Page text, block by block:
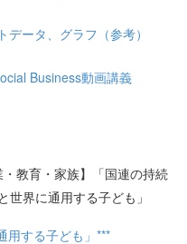
データ、グラフ（参考）
Business動画講義
教育・家族】「国連の持続
界に通用する子ども」
用する子ども」***